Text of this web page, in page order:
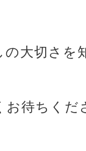
大切さ
お待ちくだ